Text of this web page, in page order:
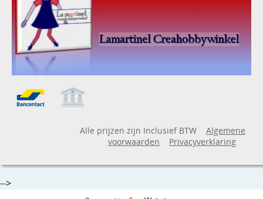
Alle prijzen zijn Inclusief BTW
Algemene
voorwaarden
Privacyverklaring
-->